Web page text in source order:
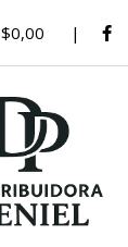
$0,00